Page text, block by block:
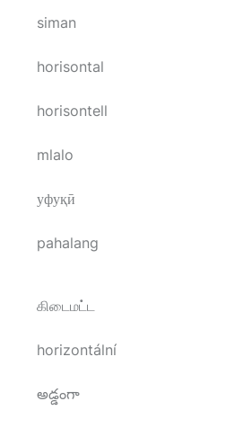
siman
horisontal
horisontell
mlalo
уфуқӣ
pahalang
கிடைமட்ட
horizontální
అడ్డంగా